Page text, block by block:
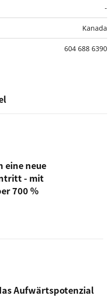
-
Kanada
604 688 6390
eine neue
- mit
700 %
Aufwärtspotenzial